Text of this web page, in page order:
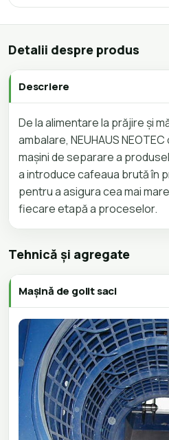
Detalii despre produs
Descriere
De la alimentare la prăjire și
ambalare, NEUHAUS
mașini de separare a
a introduce cafeaua brută în
pentru a asigura cea mai
fiecare etapă a proceselor.
Tehnică și agregate
Mașină de golit saci